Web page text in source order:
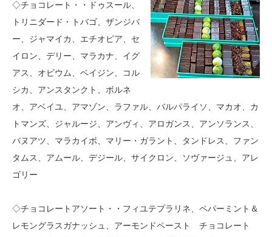
◇チョコレート・・ドゥスール、
トリニダード・トバゴ、ザンジバ
ー、ジャマイカ、エチオピア、セ
イロン、デリー、マラカナ、イグ
アス、オビウム、ベイジン、コル
シカ、アンスタンクト、ボルネ
オ、アベイユ、アマゾン、ラファル、バルパライソ、マカオ、カ
トマンズ、ジャルージ、アンヴィ、アロガンス、アンソランス、
バヌアツ、マラカイボ、マリー・ガラント、タンドレス、ファン
タムス、アムール、デジール、サイクロン、ソヴァージュ、アレ
ゴリー
◇チョコレートアソート・・フィユテプラリネ、ペパーミント＆
レモングラスガナッシュ、アーモンドペースト チョコレート